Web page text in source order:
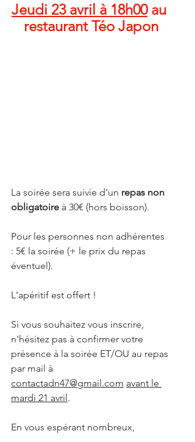
Jeudi 23 avril à 18h00 au
restaurant Téo Japon
La soirée sera suivie d'un repas non
obligatoire à 30€ (hors boisson).
Pour les personnes non adhérentes
: 5€ la soirée (+ le prix du repas
éventuel).
L'apéritif est offert !
Si vous souhaitez vous inscrire,
n'hésitez pas à confirmer votre
présence à la soirée ET/OU au repas
par mail à
contactadn47@gmail.com avant le
mardi 21 avril.
En vous espérant nombreux,